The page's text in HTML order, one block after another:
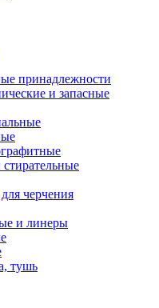
принадлежности
и запасные
черчения
и линеры
тушь